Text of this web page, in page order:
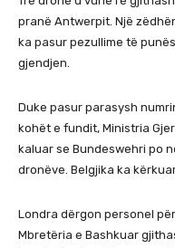
pranë Antwerpit. Një
ka pasur pezullime të
gjendjen.
Duke pasur parasysh
kohët e fundit, Ministria
kaluar se Bundeswehri po
dronëve. Belgjika ka
Londra dërgon personel
Mbretëria e Bashkuar